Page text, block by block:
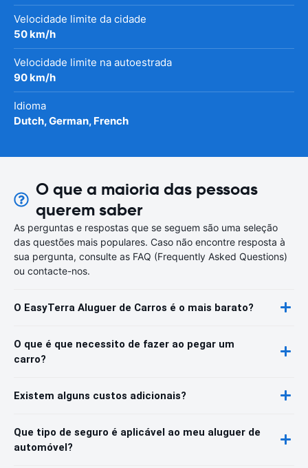
Velocidade limite da cidade
50 km/h
Velocidade limite na autoestrada
90 km/h
Idioma
Dutch, German, French
O que a maioria das pessoas
querem saber
As perguntas e respostas que se seguem são uma seleção
das questões mais populares. Caso não encontre resposta à
sua pergunta, consulte as FAQ (Frequently Asked Questions)
ou contacte-nos.
O EasyTerra Aluguer de Carros é o mais barato?
O que é que necessito de fazer ao pegar um
carro?
Existem alguns custos adicionais?
Que tipo de seguro é aplicável ao meu aluguer de
automóvel?